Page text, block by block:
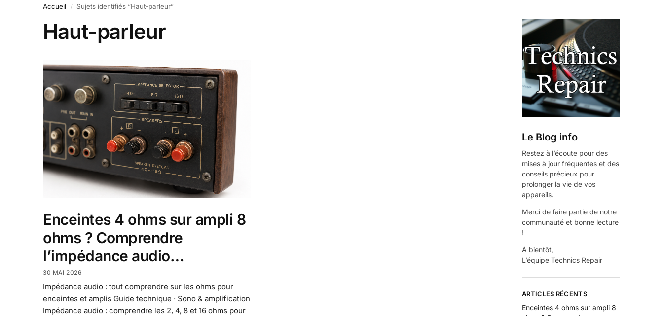
Accueil / Sujets identifiés “Haut-parleur”
Haut-parleur
Enceintes 4 ohms sur ampli 8
ohms ? Comprendre
l’impédance audio…
30 MAI 2026
Impédance audio : tout comprendre sur les ohms pour
enceintes et amplis Guide technique · Sono & amplification
Impédance audio : comprendre les 2, 4, 8 et 16 ohms pour
Le Blog info
Restez à l’écoute pour des
mises à jour fréquentes et des
conseils précieux pour
prolonger la vie de vos
appareils.
Merci de faire partie de notre
communauté et bonne lecture
!
À bientôt,
L’équipe Technics Repair
ARTICLES RÉCENTS
Enceintes 4 ohms sur ampli 8